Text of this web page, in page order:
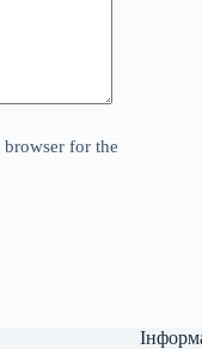
browser for the